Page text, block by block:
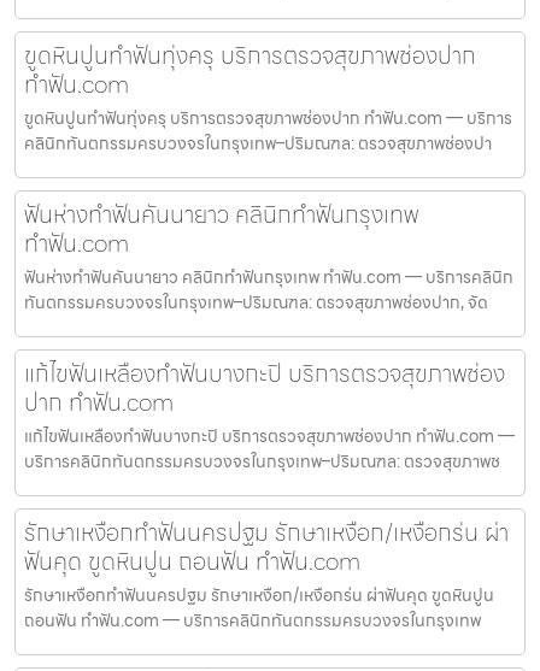
ขูดหินปูนทำฟันทุ่งครุ บริการตรวจสุขภาพช่องปาก
ทำฟัน.com
ขูดหินปูนทำฟันทุ่งครุ บริการตรวจสุขภาพช่องปาก ทำฟัน.com — บริการ
คลินิกทันตกรรมครบวงจรในกรุงเทพ–ปริมณฑล: ตรวจสุขภาพช่องปา
ฟันห่างทำฟันคันนายาว คลินิกทำฟันกรุงเทพ
ทำฟัน.com
ฟันห่างทำฟันคันนายาว คลินิกทำฟันกรุงเทพ ทำฟัน.com — บริการคลินิก
ทันตกรรมครบวงจรในกรุงเทพ–ปริมณฑล: ตรวจสุขภาพช่องปาก, จัด
แก้ไขฟันเหลืองทำฟันบางกะปิ บริการตรวจสุขภาพช่อง
ปาก ทำฟัน.com
แก้ไขฟันเหลืองทำฟันบางกะปิ บริการตรวจสุขภาพช่องปาก ทำฟัน.com —
บริการคลินิกทันตกรรมครบวงจรในกรุงเทพ–ปริมณฑล: ตรวจสุขภาพช
รักษาเหงือกทำฟันนครปฐม รักษาเหงือก/เหงือกร่น ผ่า
ฟันคุด ขูดหินปูน ถอนฟัน ทำฟัน.com
รักษาเหงือกทำฟันนครปฐม รักษาเหงือก/เหงือกร่น ผ่าฟันคุด ขูดหินปูน
ถอนฟัน ทำฟัน.com — บริการคลินิกทันตกรรมครบวงจรในกรุงเทพ